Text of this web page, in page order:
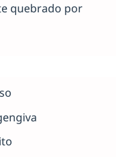
quebrado por